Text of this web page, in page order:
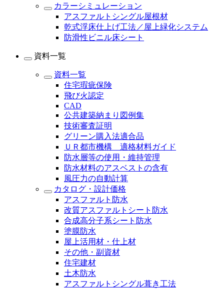
カラーシミュレーション
アスファルトシングル屋根材
乾式浮床仕上げ工法／屋上緑化システム
防滑性ビニル床シート
資料一覧
資料一覧
住宅瑕疵保険
飛び火認定
CAD
公共建築納まり図例集
技術審査証明
グリーン購入法適合品
ＵＲ都市機構 適格材料ガイド
防水層等の使用・維持管理
防水材料のアスベストの含有
風圧力の自動計算
カタログ・設計価格
アスファルト防水
改質アスファルトシート防水
合成高分子系シート防水
塗膜防水
屋上活用材・仕上材
その他・副資材
住宅建材
土木防水
アスファルトシングル葺き工法